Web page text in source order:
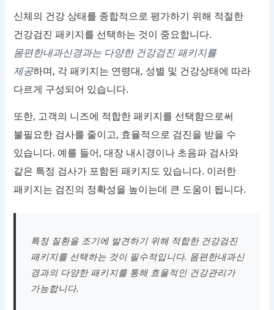
신체의 건강 상태를 종합적으로 평가하기 위해 적절한
건강검진 패키지를 선택하는 것이 중요합니다.
몸편한내과신경과는 다양한 건강검진 패키지를
제공하며, 각 패키지는 연령대, 성별 및 건강상태에 따라
다르게 구성되어 있습니다.
또한, 고객의 니즈에 적합한 패키지를 선택함으로써
불필요한 검사를 줄이고, 효율적으로 검진을 받을 수
있습니다. 예를 들어, 대장 내시경이나 초음파 검사와
같은 특정 검사가 포함된 패키지도 있습니다. 이러한
패키지는 검진의 정확성을 높이는데 큰 도움이 됩니다.
특정 질환을 조기에 발견하기 위해 적합한 건강검진
패키지를 선택하는 것이 필수적입니다. 몸편한내과신
경과의 다양한 패키지를 통해 효율적인 건강관리가
가능합니다.